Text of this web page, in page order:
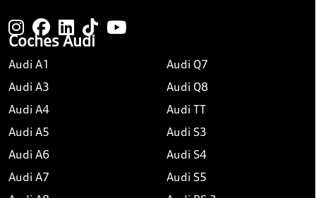
Coches Audi
Audi A1
Audi A3
Audi A4
Audi A5
Audi A6
Audi A7
Audi Q7
Audi Q8
Audi TT
Audi S3
Audi S4
Audi S5